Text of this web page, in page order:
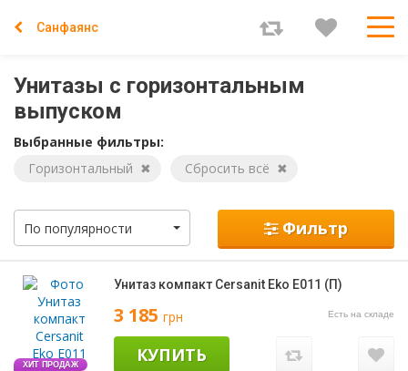
Санфаянс
Унитазы с горизонтальным
выпуском
Выбранные фильтры:
Горизонтальный
Сбросить всё
По популярности Фильтр
Унитаз компакт Cersanit Eko Е011 (П)
3 185 грн Есть на складе
КУПИТЬ
ХИТ ПРОДАЖ